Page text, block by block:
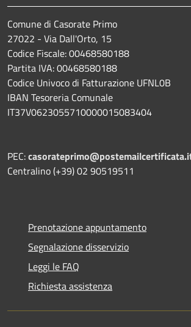
Comune di Casorate Primo
27022 - Via Dall'Orto, 15
Codice Fiscale: 00468580188
Partita IVA: 00468580188
Codice Univoco di Fatturazione UFNL0B
IBAN Tesoreria Comunale
IT37V0623055710000015083404
PEC:
Centralino (+39) 02 90519511
Prenotazione appuntamento
Segnalazione disservizio
Leggi le FAQ
Richiesta assistenza